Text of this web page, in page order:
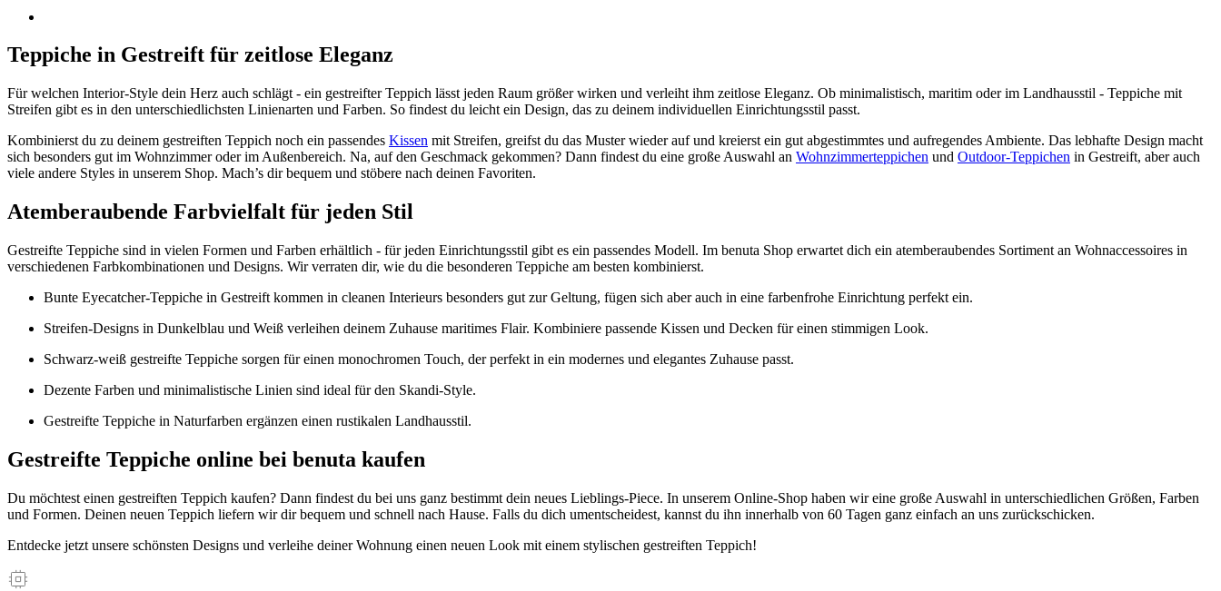
Teppiche in Gestreift für zeitlose Eleganz
Für welchen Interior-Style dein Herz auch schlägt - ein gestreifter Teppich lässt jeden Raum größer wirken und verleiht ihm zeitlose Eleganz. Ob minimalistisch, maritim oder im Landhausstil - Teppiche mit
Streifen gibt es in den unterschiedlichsten Linienarten und Farben. So findest du leicht ein Design, das zu deinem individuellen Einrichtungsstil passt.
Kombinierst du zu deinem gestreiften Teppich noch ein passendes Kissen mit Streifen, greifst du das Muster wieder auf und kreierst ein gut abgestimmtes und aufregendes Ambiente. Das lebhafte Design macht
sich besonders gut im Wohnzimmer oder im Außenbereich. Na, auf den Geschmack gekommen? Dann findest du eine große Auswahl an Wohnzimmerteppichen und Outdoor-Teppichen in Gestreift, aber auch
viele andere Styles in unserem Shop. Mach’s dir bequem und stöbere nach deinen Favoriten.
Atemberaubende Farbvielfalt für jeden Stil
Gestreifte Teppiche sind in vielen Formen und Farben erhältlich - für jeden Einrichtungsstil gibt es ein passendes Modell. Im benuta Shop erwartet dich ein atemberaubendes Sortiment an Wohnaccessoires in
verschiedenen Farbkombinationen und Designs. Wir verraten dir, wie du die besonderen Teppiche am besten kombinierst.
Bunte Eyecatcher-Teppiche in Gestreift kommen in cleanen Interieurs besonders gut zur Geltung, fügen sich aber auch in eine farbenfrohe Einrichtung perfekt ein.
Streifen-Designs in Dunkelblau und Weiß verleihen deinem Zuhause maritimes Flair. Kombiniere passende Kissen und Decken für einen stimmigen Look.
Schwarz-weiß gestreifte Teppiche sorgen für einen monochromen Touch, der perfekt in ein modernes und elegantes Zuhause passt.
Dezente Farben und minimalistische Linien sind ideal für den Skandi-Style.
Gestreifte Teppiche in Naturfarben ergänzen einen rustikalen Landhausstil.
Gestreifte Teppiche online bei benuta kaufen
Du möchtest einen gestreiften Teppich kaufen? Dann findest du bei uns ganz bestimmt dein neues Lieblings-Piece. In unserem Online-Shop haben wir eine große Auswahl in unterschiedlichen Größen, Farben
und Formen. Deinen neuen Teppich liefern wir dir bequem und schnell nach Hause. Falls du dich umentscheidest, kannst du ihn innerhalb von 60 Tagen ganz einfach an uns zurückschicken.
Entdecke jetzt unsere schönsten Designs und verleihe deiner Wohnung einen neuen Look mit einem stylischen gestreiften Teppich!